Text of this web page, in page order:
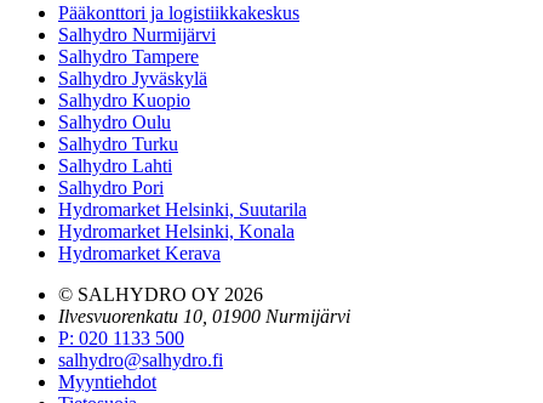
Pääkonttori ja logistiikkakeskus
Salhydro Nurmijärvi
Salhydro Tampere
Salhydro Jyväskylä
Salhydro Kuopio
Salhydro Oulu
Salhydro Turku
Salhydro Lahti
Salhydro Pori
Hydromarket Helsinki, Suutarila
Hydromarket Helsinki, Konala
Hydromarket Kerava
© SALHYDRO OY 2026
Ilvesvuorenkatu 10, 01900 Nurmijärvi
P: 020 1133 500
salhydro@salhydro.fi
Myyntiehdot